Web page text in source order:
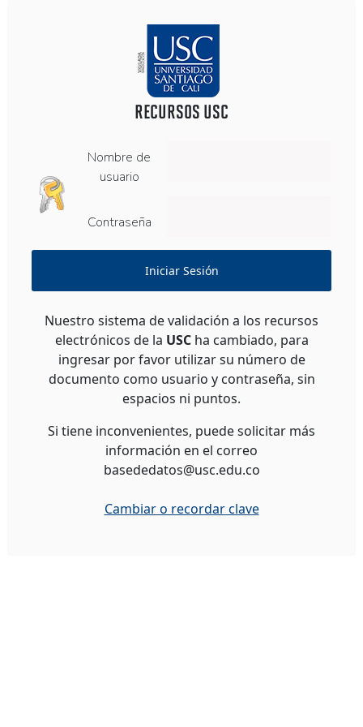
RECURSOS USC
Nombre de
usuario
Contraseña
Iniciar Sesión
Nuestro sistema de validación a los recursos
electrónicos de la USCha cambiado, para
ingresar por favor utilizar su número de
documento como usuario y contraseña, sin
espacios ni puntos.
Si tiene inconvenientes, puede solicitar más
información en el correo
basededatos@usc.edu.co
Cambiar o recordar clave